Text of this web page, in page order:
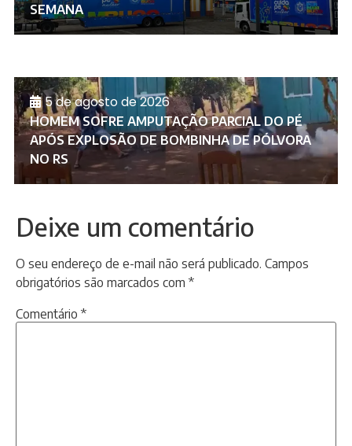
SEMANA
5 de agosto de 2026
HOMEM SOFRE AMPUTAÇÃO PARCIAL DO PÉ
APÓS EXPLOSÃO DE BOMBINHA DE PÓLVORA
NO RS
Deixe um comentário
O seu endereço de e-mail não será publicado. Campos
obrigatórios são marcados com *
Comentário *